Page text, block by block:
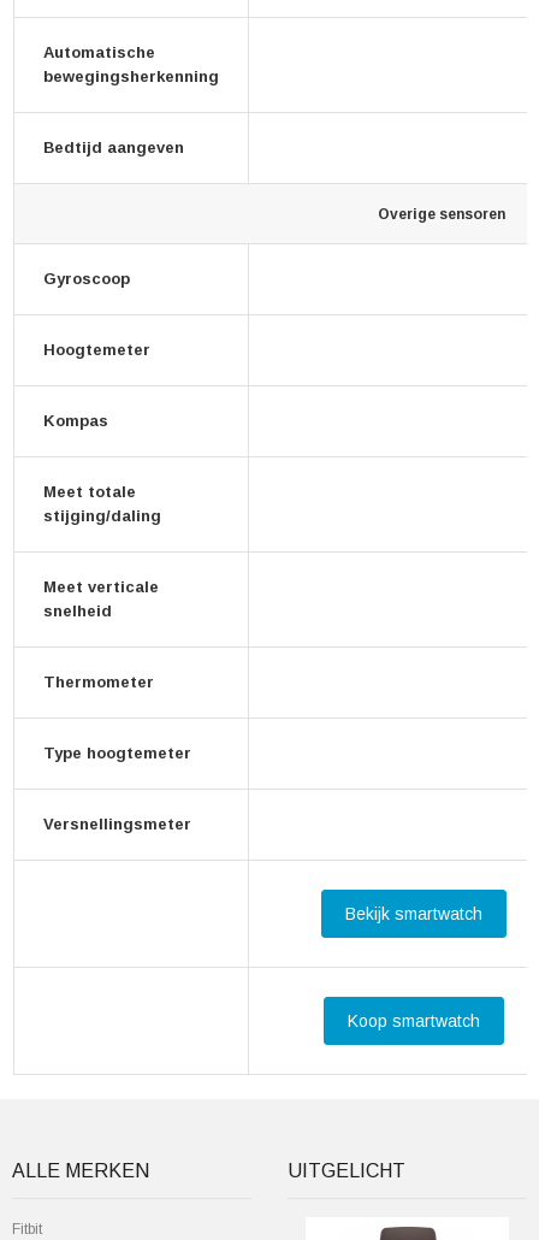
Automatische
bewegingsherkenning
Bedtijd aangeven
Overige sensoren
Gyroscoop
Hoogtemeter
Kompas
Meet totale
stijging/daling
Meet verticale
snelheid
Thermometer
Type hoogtemeter
Versnellingsmeter
Bekijk smartwatch
Koop smartwatch
ALLE MERKEN
Fitbit
UITGELICHT